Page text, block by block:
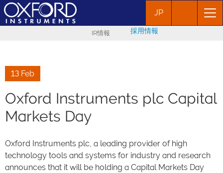
JP
IR情報 採用情報
13 Feb
Oxford Instruments plc Capital
Markets Day
Oxford Instruments plc, a leading provider of high
technology tools and systems for industry and research
announces that it will be holding a Capital Markets Day